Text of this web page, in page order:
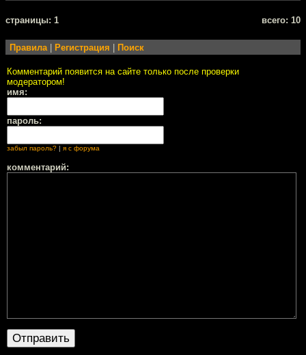
cтраницы: 1 всего: 10
Правила Регистрация Поиск
Комментарий появится на сайте только после проверки
модератором!
имя:
пароль:
забыл пароль? | я с форума
комментарий: